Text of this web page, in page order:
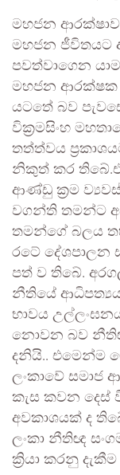
මහජන
මහජන ජීවිතයට
පවත්වාගෙන
මහජන ආරක්ෂක
යටතේ බව
වික්‍රමසිංහ
තත්ත්වය
නිකුත් කර
ආණ්ඩු ක්‍රම
වගන්ති තමන්ට
තමන්ගේ බලය
රටේ දේශපාලන
පත් ව තිබේ.
නීතියේ
භාවය
නොවන බව
දනියි.. එමෙන්ම
ලංකාවේ සමාජ
කැස කවන දෙස්
අවකාශයක් ද
ලංකා නීතිඥ
ක්‍රියා කරනු